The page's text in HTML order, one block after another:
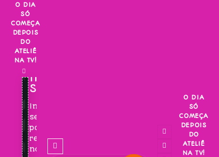
Skip
content
O DIA
SÓ
COMEÇA
DEPOIS
DO
ATELIÊ
NA TV!
INSCREVA-
SE!
Inscreva-
se
para
receber
novidades!
O DIA
SÓ
COMEÇA
DEPOIS
DO
ATELIÊ
NA TV!